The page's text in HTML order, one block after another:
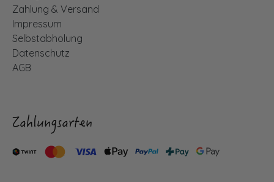
Zahlung & Versand
Impressum
Selbstabholung
Datenschutz
AGB
Zahlungsarten